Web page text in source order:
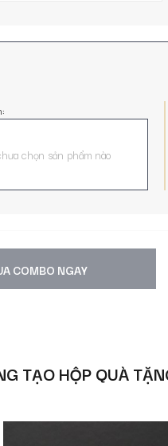
chọn sản phẩm nào
COMBO NGAY
TẠO HỘP QUÀ